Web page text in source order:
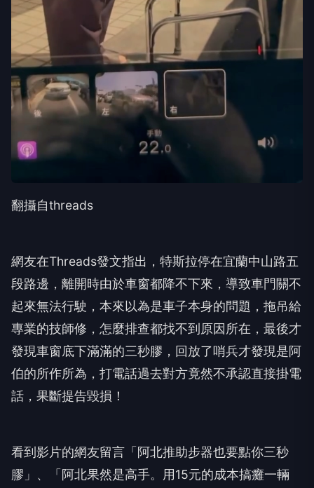
翻攝自threads
網友在Threads發文指出，特斯拉停在宜蘭中山路五
段路邊，離開時由於車窗都降不下來，導致車門關不
起來無法行駛，本來以為是車子本身的問題，拖吊給
專業的技師修，怎麼排查都找不到原因所在，最後才
發現車窗底下滿滿的三秒膠，回放了哨兵才發現是阿
伯的所作所為，打電話過去對方竟然不承認直接掛電
話，果斷提告毀損！
看到影片的網友留言「阿北推助步器也要點你三秒
膠」、「阿北果然是高手。用15元的成本搞癱一輛